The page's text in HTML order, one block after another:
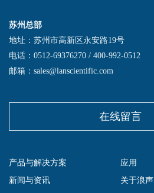
苏州总部
地址：苏州市高新区永安路19号
电话：0512-69376270 / 400-992-0512
邮箱：sales@lanscientific.com
在线留言
产品与解决方案
应用
新闻与资讯
关于浪声